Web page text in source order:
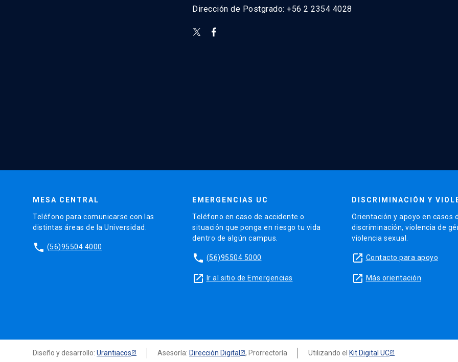
Dirección de Postgrado: +56 2 2354 4028
MESA CENTRAL
Teléfono para comunicarse con las
distintas áreas de la Universidad.
phone (56)95504 4000
EMERGENCIAS UC
Teléfono en caso de accidente o
situación que ponga en riesgo tu vida
dentro de algún campus.
phone (56)95504 5000
launch Ir al sitio de Emergencias
DISCRIMINACIÓN Y
Orientación y apoyo en casos
discriminación, violencia de
violencia sexual.
launch Contacto para apoyo
launch Más orientación
Diseño y desarrollo: Urantiacos Asesoría: Dirección Digital , Prorrectoría Utilizando el Kit Digital UC